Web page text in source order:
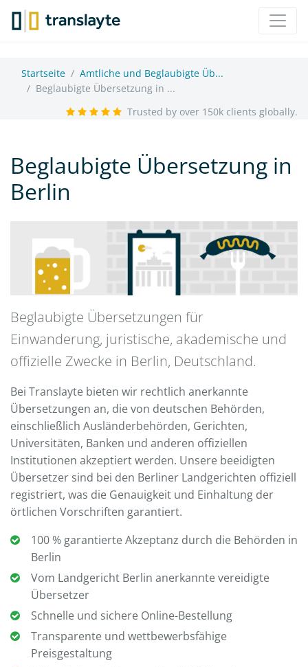
Startseite
Amtliche und Beglaubigte Üb...
Beglaubigte Übersetzung in ...
Trusted by over 150k clients globally.
Beglaubigte Übersetzung in
Berlin
Beglaubigte Übersetzungen für
Einwanderung, juristische, akademische und
offizielle Zwecke in Berlin, Deutschland.
Bei Translayte bieten wir rechtlich anerkannte
Übersetzungen an, die von deutschen Behörden,
einschließlich Ausländerbehörden, Gerichten,
Universitäten, Banken und anderen offiziellen
Institutionen akzeptiert werden. Unsere beeidigten
Übersetzer sind bei den Berliner Landgerichten offiziell
registriert, was die Genauigkeit und Einhaltung der
örtlichen Vorschriften garantiert.
100 % garantierte Akzeptanz durch die Behörden in
Berlin
Vom Landgericht Berlin anerkannte vereidigte
Übersetzer
Schnelle und sichere Online-Bestellung
Transparente und wettbewerbsfähige
Preisgestaltung